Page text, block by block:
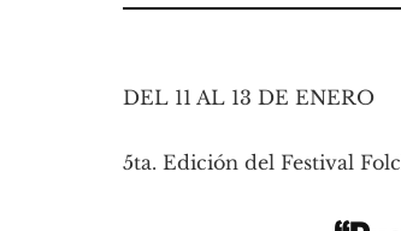
DEL 11 AL 13 DE ENERO
5ta. Edición del Festival